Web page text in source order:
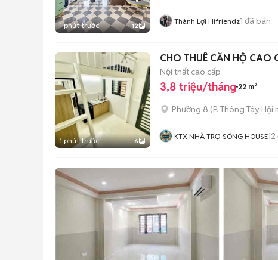
1 phút trước 12 Thành Lợi Hifriendz1 đã bán
1 phút trước 6
CHO THUÊ CĂN HỘ CAO
Nội thất cao cấp
3,8 triệu/tháng 22 m²
Phường 8 (P. Thông Tây Hội
KTX NHÀ TRỌ SÓNG HOUSE12